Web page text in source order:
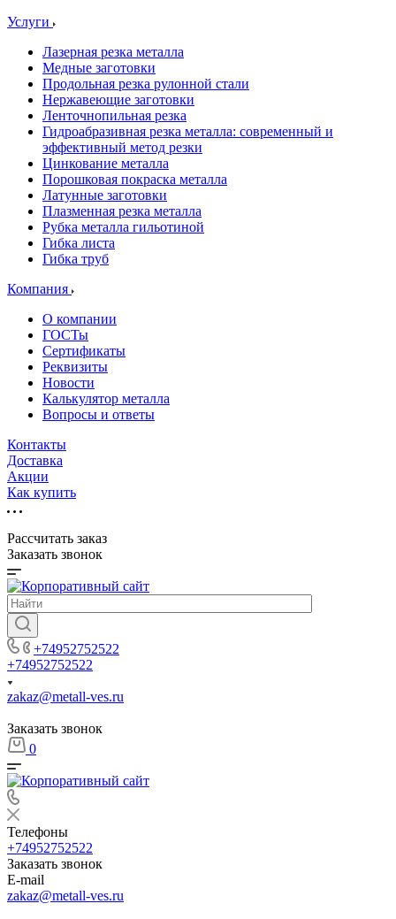
Услуги
Лазерная резка металла
Медные заготовки
Продольная резка рулонной стали
Нержавеющие заготовки
Ленточнопильная резка
Гидроабразивная резка металла: современный и
эффективный метод резки
Цинкование металла
Порошковая покраска металла
Латунные заготовки
Плазменная резка металла
Рубка металла гильотиной
Гибка листа
Гибка труб
Компания
О компании
ГОСТы
Сертификаты
Реквизиты
Новости
Калькулятор металла
Вопросы и ответы
Контакты
Доставка
Акции
Как купить
Рассчитать заказ
Заказать звонок
+74952752522
+74952752522
zakaz@metall-ves.ru
Заказать звонок
0
Телефоны
+74952752522
Заказать звонок
E-mail
zakaz@metall-ves.ru